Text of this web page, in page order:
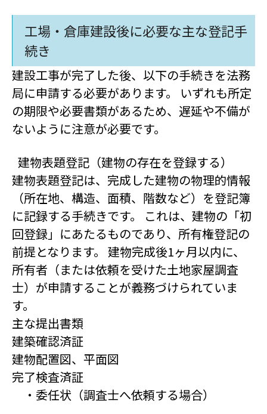
工場・倉庫建設後に必要な主な登記手
続き
建設工事が完了した後、以下の手続きを法務
局に申請する必要があります。 いずれも所定
の期限や必要書類があるため、遅延や不備が
ないように注意が必要です。
建物表題登記（建物の存在を登録する）
建物表題登記は、完成した建物の物理的情報
（所在地、構造、面積、階数など）を登記簿
に記録する手続きです。 これは、建物の「初
回登録」にあたるものであり、所有権登記の
前提となります。 建物完成後1ヶ月以内に、
所有者（または依頼を受けた土地家屋調査
士）が申請することが義務づけられていま
す。
主な提出書類
建築確認済証
建物配置図、平面図
完了検査済証
・委任状（調査士へ依頼する場合）